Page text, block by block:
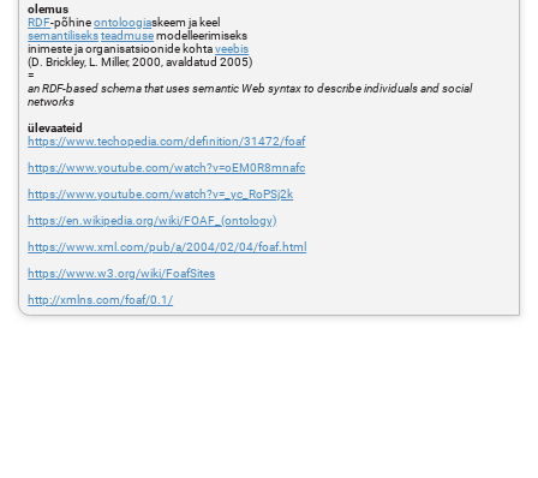
olemus
RDF-põhineontoloogiaskeem ja keel
semantiliseksteadmusemodelleerimiseks
inimeste ja organisatsioonide kohtaveebis
(D. Brickley, L. Miller, 2000, avaldatud 2005)
=
an RDF-based schema that uses semantic Web syntax to describe individuals and social
networks
ülevaateid
https://www.techopedia.com/definition/31472/foaf
https://www.youtube.com/watch?v=oEM0R8mnafc
https://www.youtube.com/watch?v=_yc_RoPSj2k
https://en.wikipedia.org/wiki/FOAF_(ontology)
https://www.xml.com/pub/a/2004/02/04/foaf.html
https://www.w3.org/wiki/FoafSites
http://xmlns.com/foaf/0.1/